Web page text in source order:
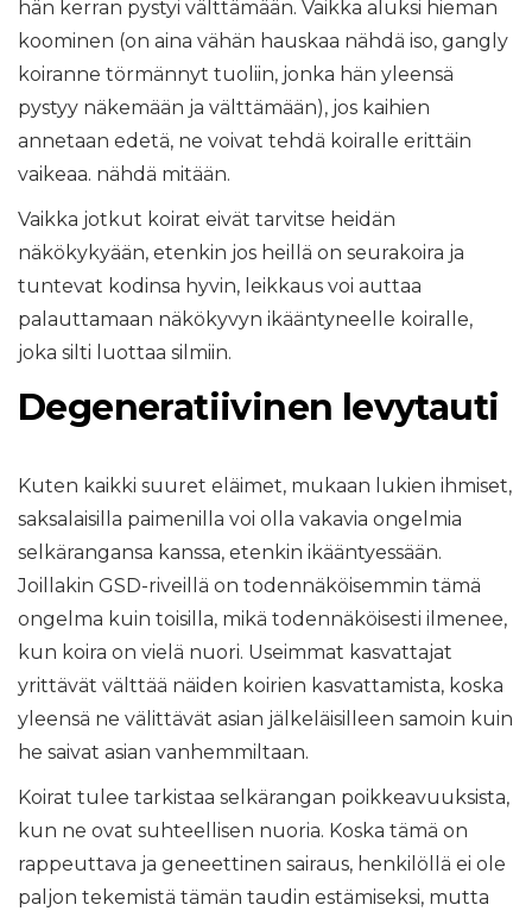
hän kerran pystyi välttämään. Vaikka aluksi hieman
koominen (on aina vähän hauskaa nähdä iso, gangly
koiranne törmännyt tuoliin, jonka hän yleensä
pystyy näkemään ja välttämään), jos kaihien
annetaan edetä, ne voivat tehdä koiralle erittäin
vaikeaa. nähdä mitään.
Vaikka jotkut koirat eivät tarvitse heidän
näkökykyään, etenkin jos heillä on seurakoira ja
tuntevat kodinsa hyvin, leikkaus voi auttaa
palauttamaan näkökyvyn ikääntyneelle koiralle,
joka silti luottaa silmiin.
Degeneratiivinen levytauti
Kuten kaikki suuret eläimet, mukaan lukien ihmiset,
saksalaisilla paimenilla voi olla vakavia ongelmia
selkärangansa kanssa, etenkin ikääntyessään.
Joillakin GSD-riveillä on todennäköisemmin tämä
ongelma kuin toisilla, mikä todennäköisesti ilmenee,
kun koira on vielä nuori. Useimmat kasvattajat
yrittävät välttää näiden koirien kasvattamista, koska
yleensä ne välittävät asian jälkeläisilleen samoin kuin
he saivat asian vanhemmiltaan.
Koirat tulee tarkistaa selkärangan poikkeavuuksista,
kun ne ovat suhteellisen nuoria. Koska tämä on
rappeuttava ja geneettinen sairaus, henkilöllä ei ole
paljon tekemistä tämän taudin estämiseksi, mutta